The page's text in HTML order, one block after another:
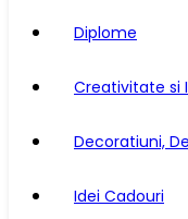
Diplome
Creativitate si
Decoratiuni,
Idei Cadouri